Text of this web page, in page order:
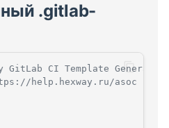
.gitlab-
GitLab CI Template Generator
help.hexway.ru/asoc